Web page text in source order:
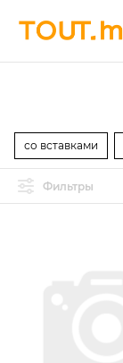
со вставками
Фильтры